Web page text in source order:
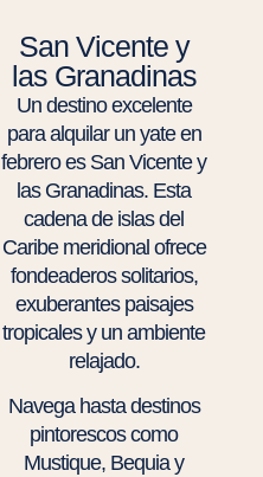
San Vicente y
las Granadinas
Un destino excelente
para alquilar un yate en
febrero es San Vicente y
las Granadinas. Esta
cadena de islas del
Caribe meridional ofrece
fondeaderos solitarios,
exuberantes paisajes
tropicales y un ambiente
relajado.
Navega hasta destinos
pintorescos como
Mustique, Bequia y